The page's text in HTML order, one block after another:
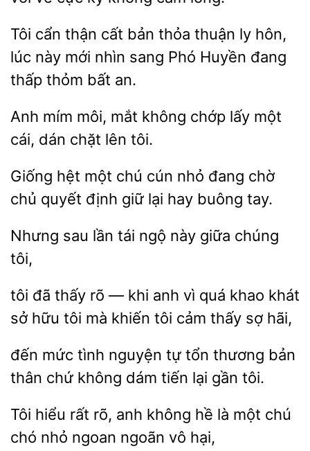
Tôi cẩn thận cất bản thỏa thuận
hôn,
lúc này mới nhìn sang
Huyền đang
thỏm bất an.
Anh mím môi, mắt không
lấy một
cái, dán chặt
hệt một chú cún nhỏ
chờ
quyết định giữ lại hay buông tay.
Nhưng lần tái ngộ
giữa
tôi,
đã thấy rõ
khi anh vì quá khao
sở hữu tôi mà khiến tôi cảm thấy sợ hãi,
đến mức tình nguyện tự tổn thương bản
chứ
dám tiến lại gần
Tôi hiểu rất anh không hề là
chú
nhỏ ngoan ngoãn vô hại,